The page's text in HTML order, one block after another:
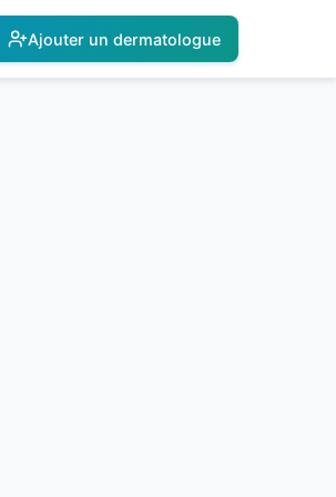
Ajouter un dermatologue